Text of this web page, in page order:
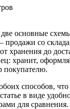
основные
со склада
от хранения до
хранит,
покупателю.
способов, что
в виде
для сравнения.